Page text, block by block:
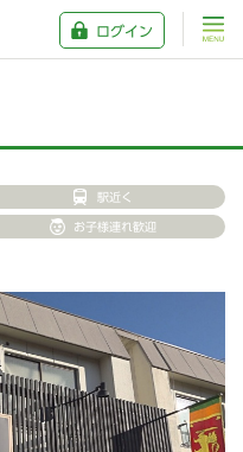
ログイン
駅近く
お子様連れ歓迎